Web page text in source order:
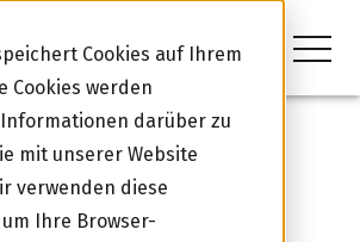
Cookies auf Ihrem
Cookies werden
darüber zu
mit unserer Website
verwenden diese
Ihre Browser-